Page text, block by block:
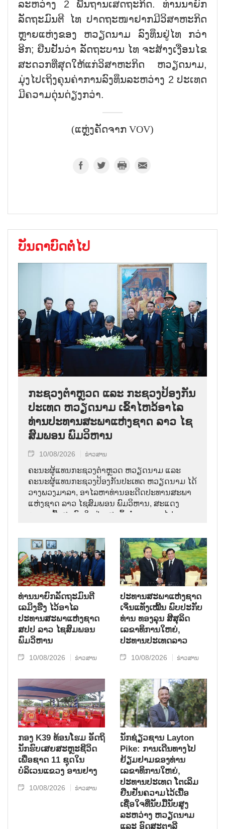
ລະຫວ່າງ 2 ພື້ນຖານເສດຖະກິດ. ທ່ານນາຍົກ
ລັດຖະມົນຕີ ໄທ ປາດຖະໜາຢາກມີວິສາຫະກິດ
ຫຼາຍແຫ່ງຂອງ ຫວຽດນາມ ລົງທຶນຢູ່ໄທ ກວ່າ
ອີກ; ຢືນຢັນວ່າ ລັດຖະບານ ໄທ ຈະສ້າງເງື່ອນໄຂ
ສະດວກທີ່ສຸດໃຫ້ແກ່ວິສາຫະກິດ ຫວຽດນາມ,
ມຸ່ງໄປເຖິງຄຸນຄ່າການລົງທຶນລະຫວ່າງ 2 ປະເທດ
ມີຄວາມດຸ່ນດ່ຽງກວ່າ.
(ແຫຼ່ງຄັດຈາກ VOV)
ບັນດາບົດຕໍ່ໄປ
ກະຊວງຕຳຫຼວດ ແລະ ກະຊວງປ້ອງກັນ
ປະເທດ ຫວຽດນາມ ເຂົ້າໄຫວ້ອາໄລ
ທ່ານປະທານສະພາແຫ່ງຊາດ ລາວ ໄຊ
ສົມພອນ ພົມວິຫານ
10/08/2026 ຂ່າວສານ
ຄະນະຜູ້ແທນກະຊວງຕຳຫຼວດ ຫວຽດນາມ ແລະ
ຄະນະຜູ້ແທນກະຊວງປ້ອງກັນປະເທດ ຫວຽດນາມ ໄດ້
ວາງພວງມາລາ, ອາໄລຫາທ່ານອະດີດປະທານສະພາ
ແຫ່ງຊາດ ລາວ ໄຊສົມພອນ ພົມວິຫານ, ສະແດງ
ຄວາມເສົ້າສະຫຼົດໃຈຢ່າງສຸດຊຶ້ງຕໍ່ການຈາກໄປຂອງ
ສະພາແຫ່ງຊາດ ແລະ ປະຊາຊົນ ລາວ ບັນດາເຜົ່າ.
ທ່ານນາຍົກລັດຖະມົນຕີ
ເລມິງຮືງ ໄວ້ອາໄລ
ປະທານສະພາແຫ່ງຊາດ
ສປປ ລາວ ໄຊສົມພອນ
ພົມວິຫານ
10/08/2026 ຂ່າວສານ
ປະທານສະພາແຫ່ງຊາດ
ເຈິ່ນແທັງເໝີ້ນ ພົບປະກັບ
ທ່ານ ທອງລຸນ ສີສຸລິດ
ເລຂາທິການໃຫຍ່,
ປະທານປະເທດລາວ
10/08/2026 ຂ່າວສານ
ກອງ K39 ທ້ອນໂຮມ ອັດຖິ
ນັກຮົບເສຍສະຫຼະຊີວິດ
ເພື່ອຊາດ 11 ຊຸດໃນ
ບໍລິເວນແຂວງ ອານຢາງ
10/08/2026 ຂ່າວສານ
ນັກຊ່ຽວຊານ Layton
Pike: ການເດີນທາງໄປ
ຢ້ຽມຢາມຂອງທ່ານ
ເລຂາທິການໃຫຍ່,
ປະທານປະເທດ ໂຕເລິມ
ຢືນຢັນຄວາມໄວ້ເນື້ອ
ເຊື່ອໃຈທີ່ນັບມື້ນັບສູງ
ລະຫວ່າງ ຫວຽດນາມ
ແລະ ອົດສະຕາລີ